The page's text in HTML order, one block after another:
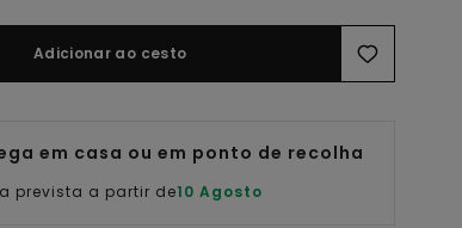
Adicionar ao cesto
em casa ou em ponto de recolha
prevista a partir de10 Agosto